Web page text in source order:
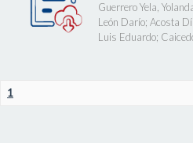
Guerrero Yela,
León Darío; Acosta
Luis Eduardo;
1